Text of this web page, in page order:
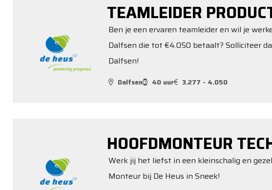
TEAMLEIDER
Ben je een ervaren teamleider en wil je
Dalfsen die tot €4.050 betaalt? Solliciteer
Dalfsen!
Dalfsen 40 uur 3.277 - 4.050
HOOFDMONTEUR
Werk jij het liefst in een kleinschalig en
Monteur bij De Heus in Sneek!